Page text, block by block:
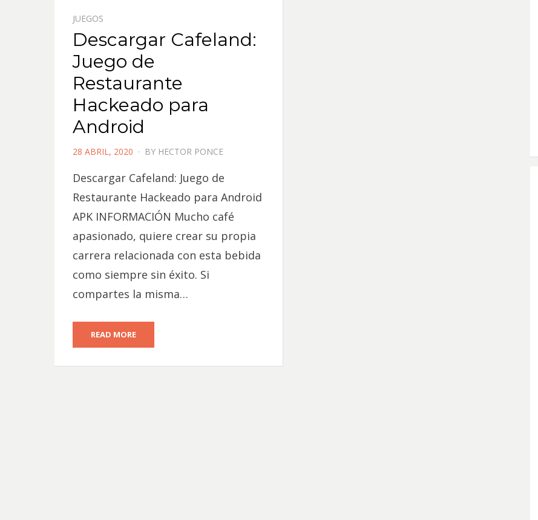
JUEGOS
Descargar Cafeland:
Juego de
Restaurante
Hackeado para
Android
POSTED
28 ABRIL, 2020 BY HECTOR PONCE
Descargar Cafeland: Juego de
Restaurante Hackeado para Android
APK INFORMACIÓN Mucho café
apasionado, quiere crear su propia
carrera relacionada con esta bebida
como siempre sin éxito. Si
compartes la misma…
READ MORE